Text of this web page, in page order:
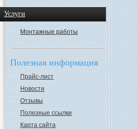
Услуги
Монтажные работы
Полезная информация
Прайс-лист
Новости
Отзывы
Полезные ссылки
Карта сайта